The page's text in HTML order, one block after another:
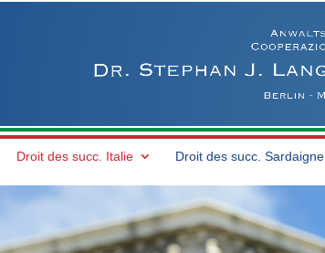
Droit des succ. Italie Droit des succ. Sardaigne